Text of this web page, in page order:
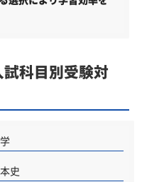
らのよくある質問
科目別受験対
史